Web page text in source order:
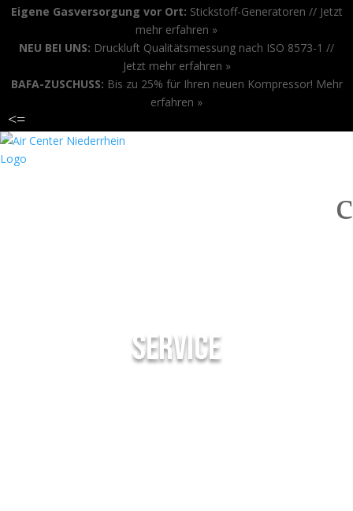
Eigene Gasversorgung vor Ort: Stickstoff-Generatoren // Jetzt
mehr erfahren »
NEU BEI UNS: Druckluft Qualitätsmessung nach ISO 8573-1 //
Jetzt mehr erfahren »
BAFA-ZUSCHUSS: Bis zu 25% für Ihren neuen Kompressor! Mehr
erfahren »
<=
c
SERVICE